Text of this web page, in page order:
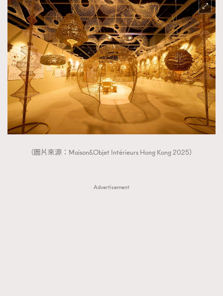
（圖片來源：Maison&Objet Intérieurs Hong Kong 2025）
Advertisement